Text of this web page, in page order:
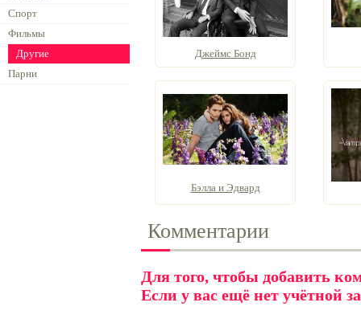
Спорт
Фильмы
Другие
Парни
Джеймс Бонд
Бэлла и Эдвард
Комментарии
Для того, чтобы добавить
Если у вас ещё нет учётной